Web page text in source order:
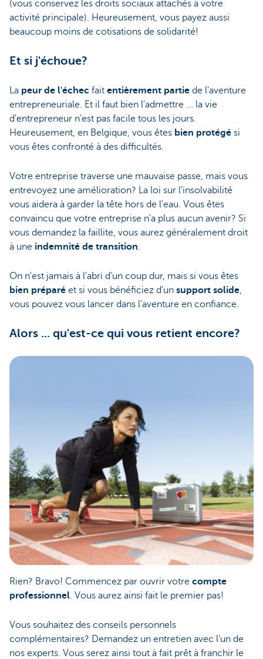
(vous conservez les droits sociaux attachés à votre
activité principale). Heureusement, vous payez aussi
beaucoup moins de cotisations de solidarité!
Et si j'échoue?
La peur de l'échec fait entièrement partie de l'aventure
entrepreneuriale. Et il faut bien l'admettre ... la vie
d'entrepreneur n'est pas facile tous les jours.
Heureusement, en Belgique, vous êtes bien protégé si
vous êtes confronté à des difficultés.
Votre entreprise traverse une mauvaise passe, mais vous
entrevoyez une amélioration? La loi sur l'insolvabilité
vous aidera à garder la tête hors de l'eau. Vous êtes
convaincu que votre entreprise n'a plus aucun avenir? Si
vous demandez la faillite, vous aurez généralement droit
à une indemnité de transition.
On n'est jamais à l'abri d'un coup dur, mais si vous êtes
bien préparé et si vous bénéficiez d'un support solide,
vous pouvez vous lancer dans l'aventure en confiance.
Alors ... qu'est-ce qui vous retient encore?
Rien? Bravo! Commencez par ouvrir votre compte
professionnel. Vous aurez ainsi fait le premier pas!
Vous souhaitez des conseils personnels
complémentaires? Demandez un entretien avec l'un de
nos experts. Vous serez ainsi tout à fait prêt à franchir le